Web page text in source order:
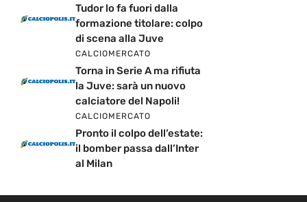
Tudor lo fa fuori dalla
formazione titolare: colpo
di scena alla Juve
CALCIOMERCATO
Torna in Serie A ma rifiuta
la Juve: sarà un nuovo
calciatore del Napoli!
CALCIOMERCATO
Pronto il colpo dell’estate:
il bomber passa dall’Inter
al Milan